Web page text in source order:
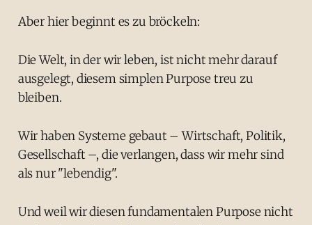
Aber hier beginnt es zu bröckeln:
Die Welt, in der wir leben, ist nicht mehr darauf
ausgelegt, diesem simplen Purpose treu zu
bleiben.
Wir haben Systeme gebaut – Wirtschaft, Politik,
Gesellschaft –, die verlangen, dass wir mehr sind
als nur "lebendig".
Und weil wir diesen fundamentalen Purpose nicht